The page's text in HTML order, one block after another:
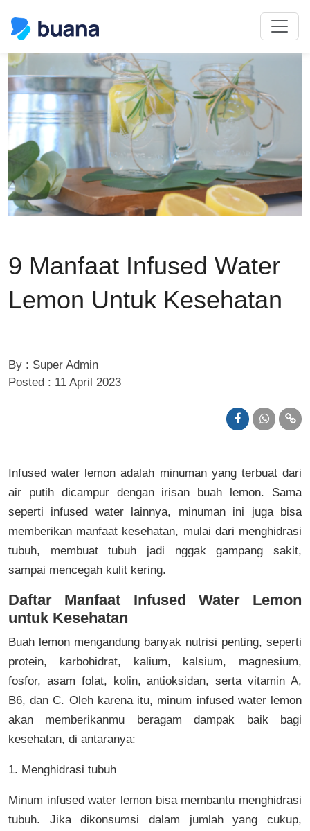
9 Manfaat Infused Water
Lemon Untuk Kesehatan
By : Super Admin
Posted : 11 April 2023
Infused water lemon adalah minuman yang terbuat dari
air putih dicampur dengan irisan buah lemon. Sama
seperti infused water lainnya, minuman ini juga bisa
memberikan manfaat kesehatan, mulai dari menghidrasi
tubuh, membuat tubuh jadi nggak gampang sakit,
sampai mencegah kulit kering.
Daftar Manfaat Infused Water Lemon
untuk Kesehatan
Buah lemon mengandung banyak nutrisi penting, seperti
protein, karbohidrat, kalium, kalsium, magnesium,
fosfor, asam folat, kolin, antioksidan, serta vitamin A,
B6, dan C. Oleh karena itu, minum infused water lemon
akan memberikanmu beragam dampak baik bagi
kesehatan, di antaranya:
1. Menghidrasi tubuh
Minum infused water lemon bisa membantu menghidrasi
tubuh. Jika dikonsumsi dalam jumlah yang cukup,